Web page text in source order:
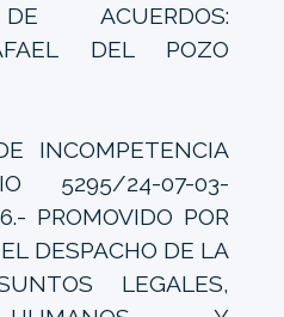
ACUERDOS:
DEL POZO
INCOMPETENCIA
5295/24-07-03-
PROMOVIDO POR
DESPACHO DE LA
LEGALES,